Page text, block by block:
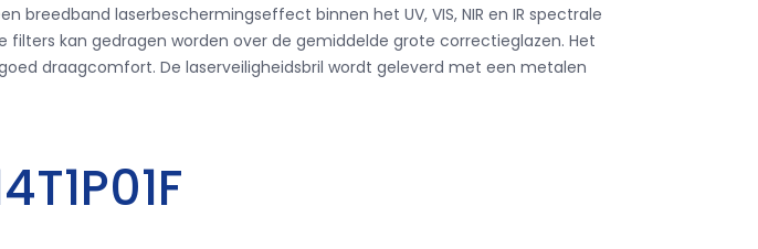
breedband laserbeschermingseffect binnen het UV, VIS, NIR en IR spectrale
filters kan gedragen worden over de gemiddelde grote correctieglazen. Het
draagcomfort. De laserveiligheidsbril wordt geleverd met een metalen